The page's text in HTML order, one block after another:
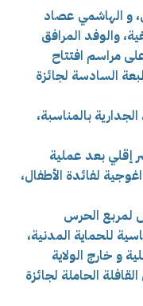
و الهاشمي عصاد
والوفد المرافق
مراسم افتتاح
السادسة لجائزة
الجدارية بالمناسبة،
إقلي بعد عملية
لفائدة الأطفال،
لمربع الحرس
للحماية المدنية،
و خارج الولاية
الحاملة لجائزة